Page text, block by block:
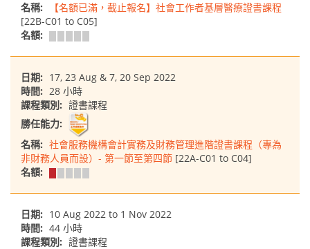
名稱:
【名額已滿，截止報名】社會工作者基層醫療證書課程
[22B-C01 to C05]
名額:
日期: 17, 23 Aug & 7, 20 Sep 2022
時間: 28 小時
課程類別: 證書課程
勝任能力:
名稱: 社會服務機構會計實務及財務管理進階證書課程（專為
非財務人員而設）- 第一節至第四節 [22A-C01 to C04]
名額:
日期: 10 Aug 2022 to 1 Nov 2022
時間: 44 小時
課程類別: 證書課程